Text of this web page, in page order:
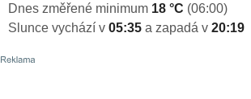
Dnes změřené minimum 18 °C (06:00)
Slunce vychází v 05:35 a zapadá v 20:19